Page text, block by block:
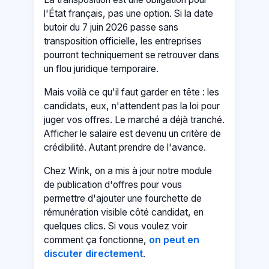
l'État français, pas une option. Si la date
butoir du 7 juin 2026 passe sans
transposition officielle, les entreprises
pourront techniquement se retrouver dans
un flou juridique temporaire.
Mais voilà ce qu'il faut garder en tête : les
candidats, eux, n'attendent pas la loi pour
juger vos offres. Le marché a déjà tranché.
Afficher le salaire est devenu un critère de
crédibilité. Autant prendre de l'avance.
Chez Wink, on a mis à jour notre module
de publication d'offres pour vous
permettre d'ajouter une fourchette de
rémunération visible côté candidat, en
quelques clics. Si vous voulez voir
comment ça fonctionne, on peut en
discuter directement.